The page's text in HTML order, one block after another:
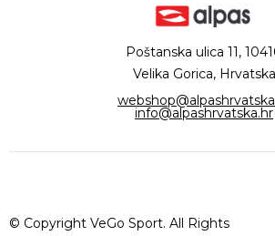
Poštanska ulica 11,
Velika Gorica, Hrvatska
info@alpashrvatska.hr
© Copyright VeGo Sport. All Rights